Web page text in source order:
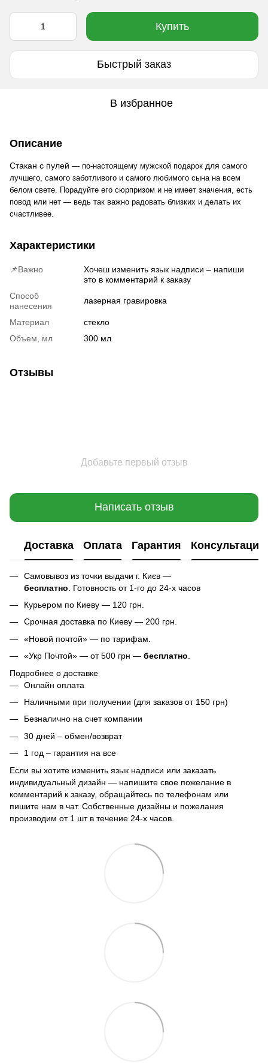
Купить
Быстрый заказ
В избранное
Описание
Стакан с пулей — по-настоящему мужской подарок для самого
лучшего, самого заботливого и самого любимого сына на всем
белом свете. Порадуйте его сюрпризом и не имеет значения, есть
повод или нет — ведь так важно радовать близких и делать их
счастливее.
Характеристики
📌Важно
Хочеш изменить язык надписи – напиши
это в комментарий к заказу
Способ
нанесения
лазерная гравировка
Материал
стекло
Объем, мл
300 мл
Отзывы
Добавьте первый отзыв
Написать отзыв
Доставка Оплата Гарантия Консультация
Самовывоз из точки выдачи г. Києв —
бесплатно . Готовность от 1-го до 24-х часов
Курьером по Киеву — 120 грн.
Срочная доставка по Киеву — 200 грн.
«Новой почтой» — по тарифам.
«Укр Почтой» — от 500 грн — бесплатно
Подробнее о доставке
Онлайн оплата
Наличными при получении (для заказов от 150 грн)
Безналично на счет компании
30 дней – обмен/возврат
1 год – гарантия на все
Если вы хотите изменить язык надписи или заказать
индивидуальный дизайн — напишите свое пожелание в
комментарий к заказу, обращайтесь по телефонам или
пишите нам в чат. Собственные дизайны и пожелания
производим от 1 шт в течение 24-х часов.